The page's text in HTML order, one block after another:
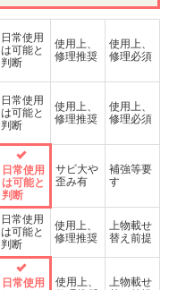
日常使用
は可能と
判断
使用上、
修理推奨
使用上、
修理必須
日常使用
は可能と
判断
使用上、
修理推奨
使用上、
修理必須
日常使用
は可能と
判断
サビ大や
歪み有
補強等要
す
日常使用
は可能と
判断
使用上、
修理推奨
上物載せ
替え前提
日常使用
使用上、
上物載せ